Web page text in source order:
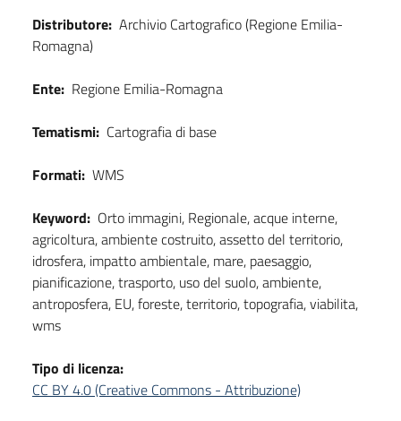
Distributore: Archivio Cartografico (Regione Emilia-
Romagna)
Ente: Regione Emilia-Romagna
Tematismi: Cartografia di base
Formati: WMS
Keyword: Orto immagini, Regionale, acque interne,
agricoltura, ambiente costruito, assetto del territorio,
idrosfera, impatto ambientale, mare, paesaggio,
pianificazione, trasporto, uso del suolo, ambiente,
antroposfera, EU, foreste, territorio, topografia, viabilita,
wms
Tipo di licenza:
CC BY 4.0 (Creative Commons - Attribuzione)